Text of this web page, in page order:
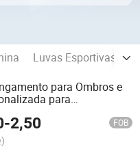
Luvas Esportivas
para Ombros e
para
-2,50 FOB